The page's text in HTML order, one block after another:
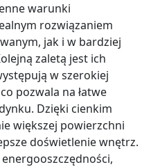
warunki
rozwiązaniem
jak i w bardziej
zaletą jest ich
w szerokiej
pozwala na łatwe
Dzięki cienkim
większej powierzchni
doświetlenie wnętrz.